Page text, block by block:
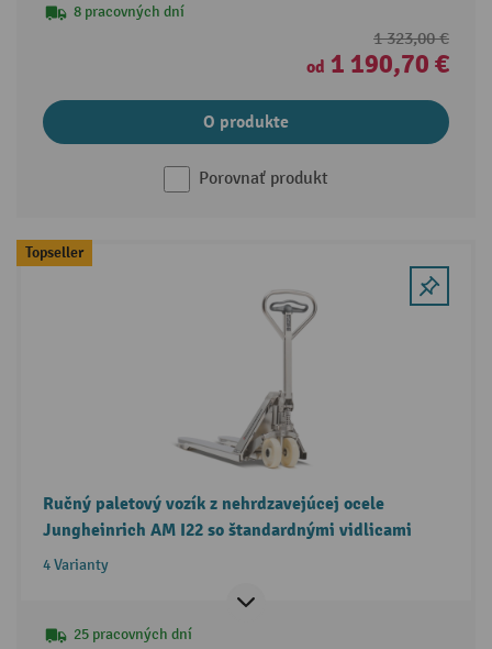
8 pracovných dní
1 323,00 €
od 1 190,70 €
O produkte
Porovnať produkt
Topseller
Ručný paletový vozík z nehrdzavejúcej ocele
Jungheinrich AM I22 so štandardnými vidlicami
4 Varianty
25 pracovných dní